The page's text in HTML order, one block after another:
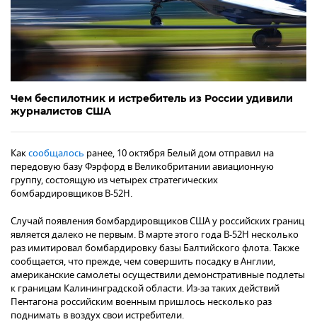
Чем беспилотник и истребитель из России удивили
журналистов США
Каксообщалось ранее, 10 октября Белый дом отправил на
передовую базу Фэрфорд в Великобритании авиационную
группу, состоящую из четырех стратегических
бомбардировщиков B-52H.
Случай появления бомбардировщиков США у российских границ
является далеко не первым. В марте этого года B-52H несколько
раз имитировал бомбардировку базы Балтийского флота. Также
сообщается, что прежде, чем совершить посадку в Англии,
американские самолеты осуществили демонстративные подлеты
к границам Калининградской области. Из-за таких действий
Пентагона российским военным пришлось несколько раз
поднимать в воздух свои истребители.